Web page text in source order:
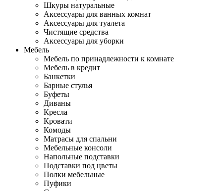
Шкуры натуральные
Аксессуары для ванных комнат
Аксессуары для туалета
Чистящие средства
Аксессуары для уборки
Мебель
Мебель по принадлежности к комнате
Мебель в кредит
Банкетки
Барные стулья
Буфеты
Диваны
Кресла
Кровати
Комоды
Матрасы для спальни
Мебельные консоли
Напольные подставки
Подставки под цветы
Полки мебельные
Пуфики